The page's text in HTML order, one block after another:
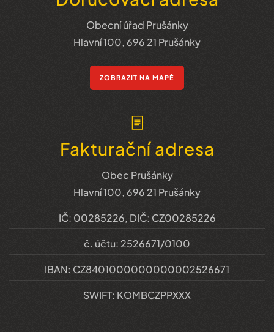
Obecní úřad Prušánky
Hlavní 100, 696 21 Prušánky
ZOBRAZIT NA MAPĚ
Fakturační adresa
Obec Prušánky
Hlavní 100, 696 21 Prušánky
IČ: 00285226, DIČ: CZ00285226
č. účtu: 2526671/0100
IBAN: CZ8401000000000002526671
SWIFT: KOMBCZPPXXX